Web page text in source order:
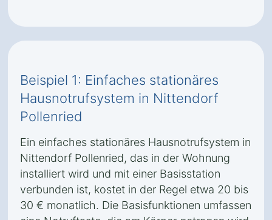
Beispiel 1: Einfaches stationäres
Hausnotrufsystem in Nittendorf
Pollenried
Ein einfaches stationäres Hausnotrufsystem in
Nittendorf Pollenried, das in der Wohnung
installiert wird und mit einer Basisstation
verbunden ist, kostet in der Regel etwa 20 bis
30 € monatlich. Die Basisfunktionen umfassen